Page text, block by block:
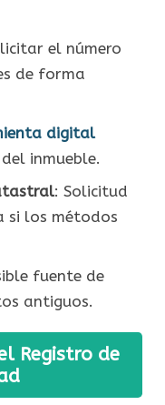
el número
de forma
digital
inmueble.
: Solicitud
si los métodos
fuente de
antiguos.
Registro de